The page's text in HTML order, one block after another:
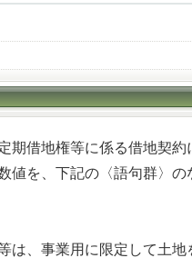
期借地権等に係る借地契
値を、下記の〈語句群〉
は、事業用に限定して土